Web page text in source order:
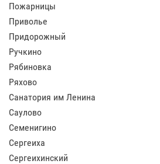
Пожарницы
Приволье
Придорожный
Ручкино
Рябиновка
Ряхово
Санатория им Ленина
Саулово
Семенигино
Сергеиха
Сергеихинский